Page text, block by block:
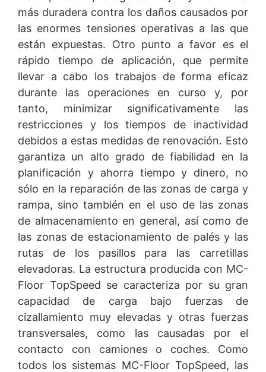
más duradera contra los daños causados por
las enormes tensiones operativas a las que
están expuestas. Otro punto a favor es el
rápido tiempo de aplicación, que permite
llevar a cabo los trabajos de forma eficaz
durante las operaciones en curso y, por
tanto, minimizar significativamente las
restricciones y los tiempos de inactividad
debidos a estas medidas de renovación. Esto
garantiza un alto grado de fiabilidad en la
planificación y ahorra tiempo y dinero, no
sólo en la reparación de las zonas de carga y
rampa, sino también en el uso de las zonas
de almacenamiento en general, así como de
las zonas de estacionamiento de palés y las
rutas de los pasillos para las carretillas
elevadoras. La estructura producida con MC-
Floor TopSpeed se caracteriza por su gran
capacidad de carga bajo fuerzas de
cizallamiento muy elevadas y otras fuerzas
transversales, como las causadas por el
contacto con camiones o coches. Como
todos los sistemas MC-Floor TopSpeed, las